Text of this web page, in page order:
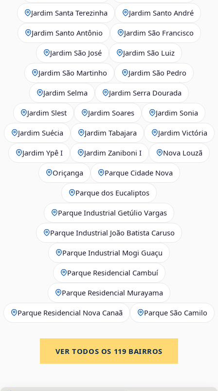
Jardim Santa Terezinha Jardim Santo André
Jardim Santo Antônio Jardim São Francisco
Jardim São José Jardim São Luiz
Jardim São Martinho Jardim São Pedro
Jardim Selma Jardim Serra Dourada
Jardim Slest Jardim Soares Jardim Sonia
Jardim Suécia Jardim Tabajara Jardim Victória
Jardim Ypê I Jardim Zaniboni I Nova Louzã
Oriçanga Parque Cidade Nova
Parque dos Eucaliptos
Parque Industrial Getúlio Vargas
Parque Industrial João Batista Caruso
Parque Industrial Mogi Guaçu
Parque Residencial Cambuí
Parque Residencial Murayama
Parque Residencial Nova Canaã Parque São Camilo
VER TODOS OS 119 BAIRROS